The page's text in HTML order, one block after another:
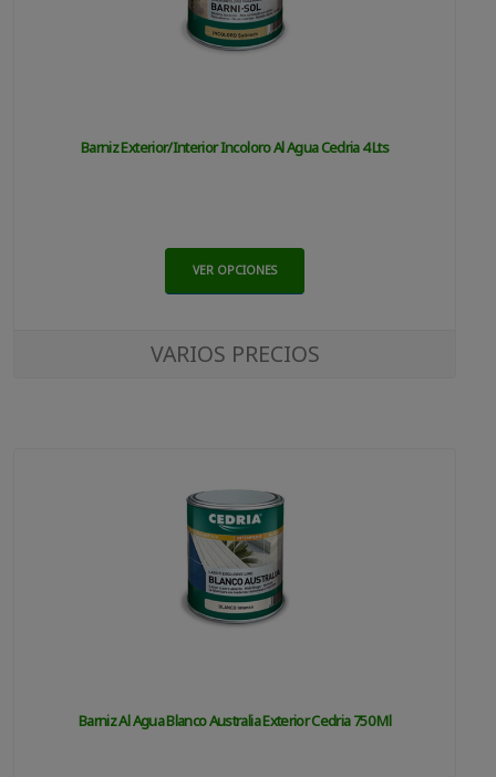
Barniz Exterior/interior Incoloro Al Agua Cedria 4 Lts
VER OPCIONES
VARIOS PRECIOS
Barniz Al Agua Blanco Australia Exterior Cedria 750 Ml